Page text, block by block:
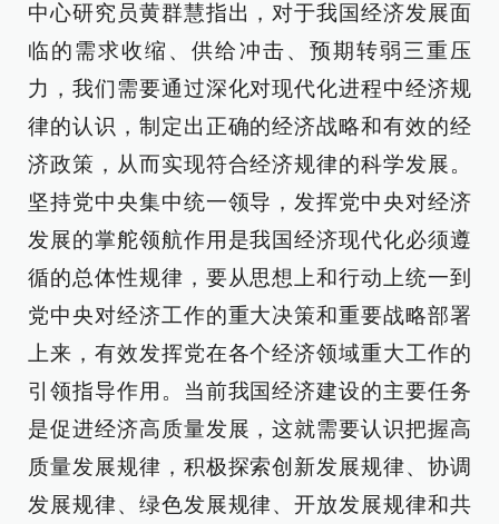
中心研究员黄群慧指出，对于我国经济发展面
临的需求收缩、供给冲击、预期转弱三重压
力，我们需要通过深化对现代化进程中经济规
律的认识，制定出正确的经济战略和有效的经
济政策，从而实现符合经济规律的科学发展。
坚持党中央集中统一领导，发挥党中央对经济
发展的掌舵领航作用是我国经济现代化必须遵
循的总体性规律，要从思想上和行动上统一到
党中央对经济工作的重大决策和重要战略部署
上来，有效发挥党在各个经济领域重大工作的
引领指导作用。当前我国经济建设的主要任务
是促进经济高质量发展，这就需要认识把握高
质量发展规律，积极探索创新发展规律、协调
发展规律、绿色发展规律、开放发展规律和共